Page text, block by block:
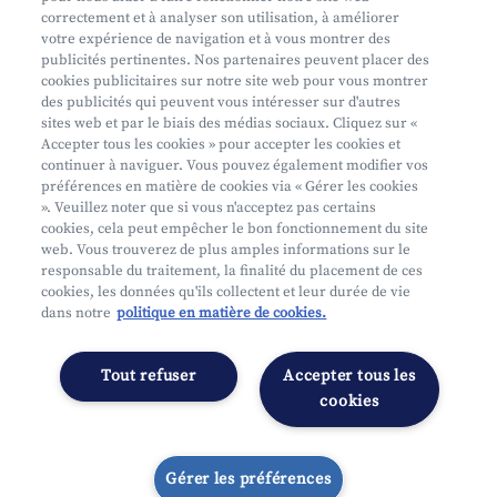
Prendre rendez-vous
Où nous trouver
Mifid
Privacy
Juridische info
Segmentatie
Gérer les préférences
correctement et à analyser son utilisation, à améliorer
votre expérience de navigation et à vous montrer des
publicités pertinentes. Nos partenaires peuvent placer des
cookies publicitaires sur notre site web pour vous montrer
des publicités qui peuvent vous intéresser sur d'autres
sites web et par le biais des médias sociaux. Cliquez sur «
Accepter tous les cookies » pour accepter les cookies et
continuer à naviguer. Vous pouvez également modifier vos
préférences en matière de cookies via « Gérer les cookies
». Veuillez noter que si vous n'acceptez pas certains
cookies, cela peut empêcher le bon fonctionnement du site
web. Vous trouverez de plus amples informations sur le
responsable du traitement, la finalité du placement de ces
cookies, les données qu'ils collectent et leur durée de vie
dans notre politique en matière de cookies.
Accepter tous les
cookies
Tout refuser
Gérer les préférences